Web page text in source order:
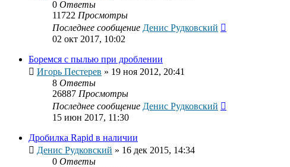
0 Ответы
11722 Просмотры
Последнее сообщение Денис Рудковский
02 окт 2017, 10:02
Боремся с пылью при дроблении
Игорь Пестерев » 19 ноя 2012, 20:41
8 Ответы
26887 Просмотры
Последнее сообщение Денис Рудковский
15 июн 2017, 11:30
Дробилка Rapid в наличии
Денис Рудковский » 16 дек 2015, 14:34
0 Ответы